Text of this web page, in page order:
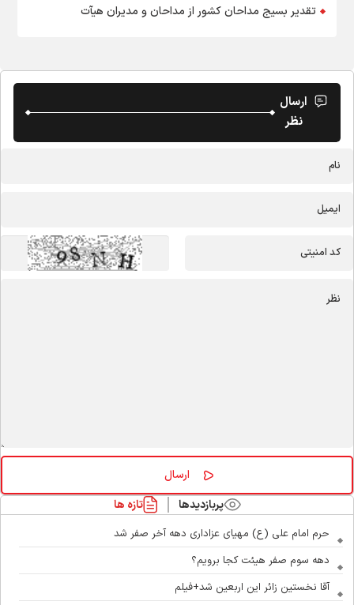
تقدیر بسیج مداحان کشور از مداحان و مدیران هیآت
ارسال
نظر
پربازدیدها تازه ها
حرم امام علی (ع) مهیای عزاداری دهه آخر صفر شد
دهه سوم صفر هیئت کجا برویم؟
آقا نخستین زائر این اربعین شد+فیلم